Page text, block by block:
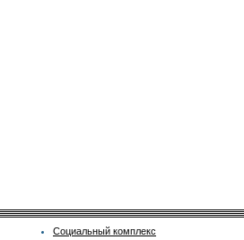
Социальный комплекс